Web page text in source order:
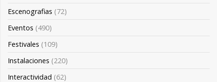
Escenografias (72)
Eventos (490)
Festivales (109)
Instalaciones (220)
Interactividad (62)